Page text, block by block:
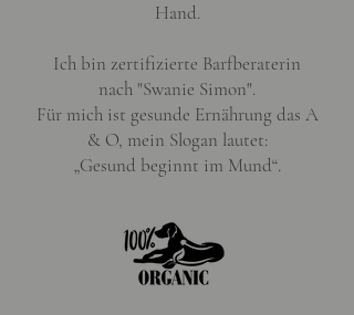
Hand.
Ich bin zertifizierte Barfberaterin
nach "Swanie Simon".
Für mich ist gesunde Ernährung das A
& O, mein Slogan lautet:
„Gesund beginnt im Mund“.